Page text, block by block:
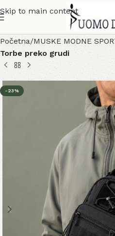
Skip to main content
Početna MUSKE MODNE
Torbe preko grudi
-23%